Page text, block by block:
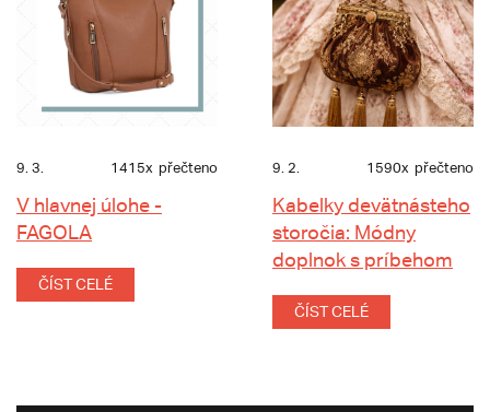
9. 3. 1415x přečteno
V hlavnej úlohe -
FAGOLA
ČÍST CELÉ
9. 2. 1590x přečteno
Kabelky devätnásteho
storočia: Módny
doplnok s príbehom
ČÍST CELÉ